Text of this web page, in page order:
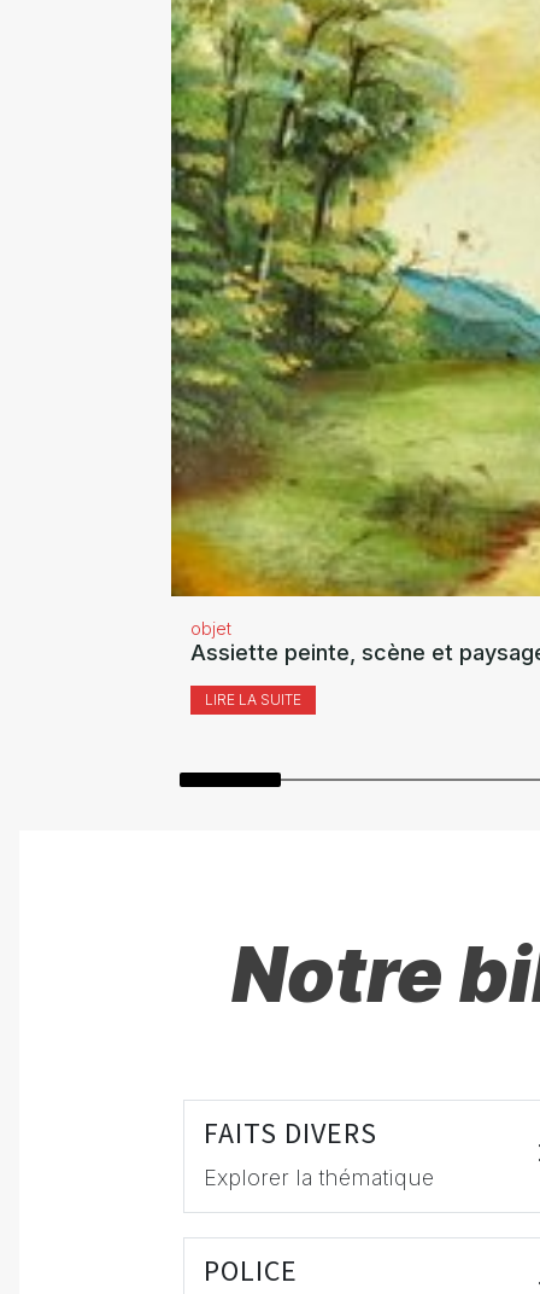
objet
Assiette peinte, scène et
LIRE LA SUITE
Notre
FAITS DIVERS
Explorer la thématique
POLICE